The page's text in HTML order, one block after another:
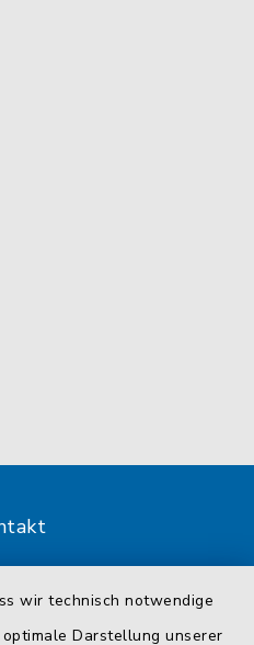
wir technisch notwendige
Darstellung unserer